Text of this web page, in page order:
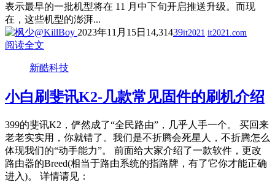
表示最早的一批机型将在 11 月中下旬开启推送升级。而现
在，这些机型的澎湃...
2023年11月15日 14,31439it2021 it2021.com
阅读全文
新酷科技
小白刷斐讯K2-几款常见固件的刷机介绍
399的斐讯K2，俨然成了“全民路由”，几乎人手一个。 买回来
老老实实用，你就错了。我们是不折腾会死星人，不折腾怎么
体现我们的“动手能力”。 前面给大家介绍了一款软件，更改
路由器的Breed(相当于路由系统的指路牌，有了它你才能正确
进入)。 详情请见：